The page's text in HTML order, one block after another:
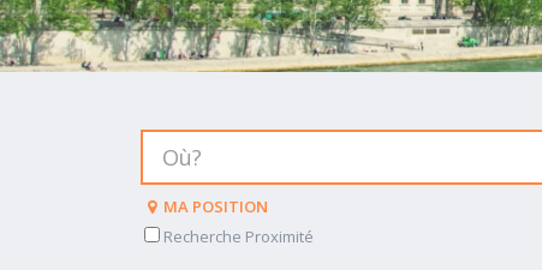
MA POSITION
Recherche Proximité